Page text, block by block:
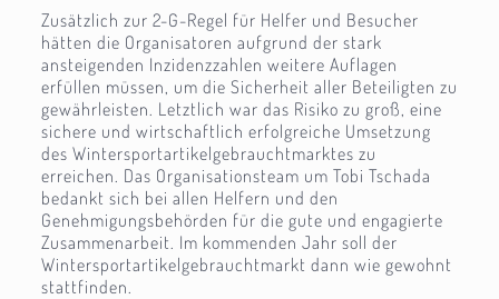
Zusätzlich zur 2-G-Regel für Helfer und Besucher
hätten die Organisatoren aufgrund der stark
ansteigenden Inzidenzzahlen weitere Auflagen
erfüllen müssen, um die Sicherheit aller Beteiligten zu
gewährleisten. Letztlich war das Risiko zu groß, eine
sichere und wirtschaftlich erfolgreiche Umsetzung
des Wintersportartikelgebrauchtmarktes zu
erreichen. Das Organisationsteam um Tobi Tschada
bedankt sich bei allen Helfern und den
Genehmigungsbehörden für die gute und engagierte
Zusammenarbeit. Im kommenden Jahr soll der
Wintersportartikelgebrauchtmarkt dann wie gewohnt
stattfinden.